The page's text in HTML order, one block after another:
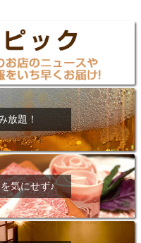
放題！
気にせず♪